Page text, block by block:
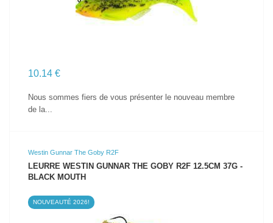
10.14 €
Nous sommes fiers de vous présenter le nouveau membre
de la...
Westin Gunnar The Goby R2F
LEURRE WESTIN GUNNAR THE GOBY R2F 12.5CM 37G -
BLACK MOUTH
NOUVEAUTÉ 2026!